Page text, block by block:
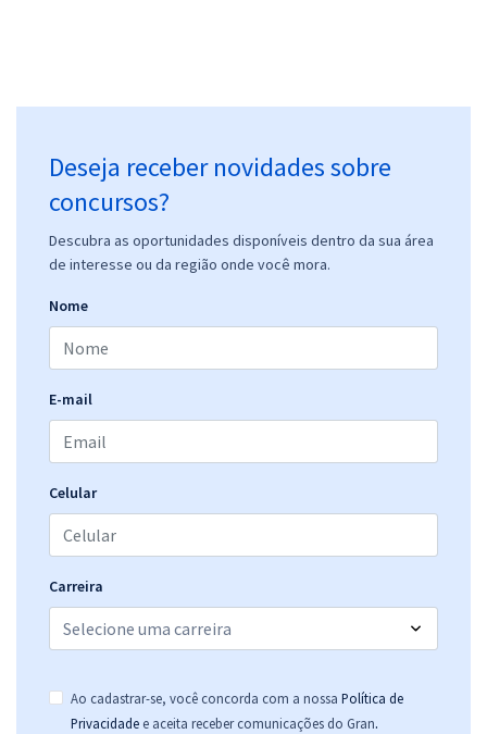
Deseja receber novidades sobre
concursos?
Descubra as oportunidades disponíveis dentro da sua área
de interesse ou da região onde você mora.
Nome
E-mail
Celular
Carreira
Ao cadastrar-se, você concorda com a nossa Política de
Privacidade e aceita receber comunicações do Gran.